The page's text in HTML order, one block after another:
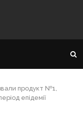
продукт №1,
епідемії